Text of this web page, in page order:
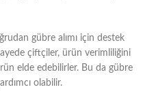
gübre alımı için destek
çiftçiler, ürün verimliliğini
elde edebilirler. Bu da gübre
olabilir.